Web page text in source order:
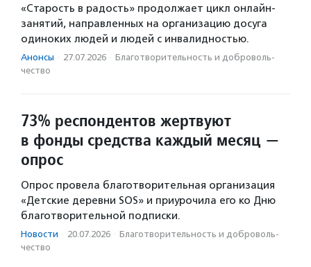
«Старость в радость» продолжает цикл онлайн-
занятий, направленных на организацию досуга
одиноких людей и людей с инвалидностью.
Анонсы · 27.07.2026 · Благотвори­тель­ность и доброволь­
чест­во
73% респондентов жертвуют
в фонды средства каждый месяц —
опрос
Опрос провела благотворительная организация
«Детские деревни SOS» и приурочила его ко Дню
благотворительной подписки.
Новости · 20.07.2026 · Благотвори­тель­ность и доброволь­
чест­во